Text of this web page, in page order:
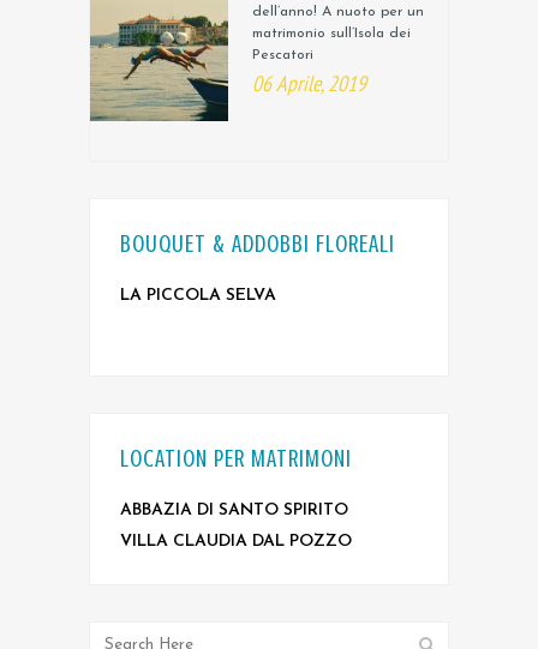
dell’anno! A nuoto per un
matrimonio sull’Isola dei
Pescatori
06 Aprile, 2019
BOUQUET & ADDOBBI FLOREALI
LA PICCOLA SELVA
LOCATION PER MATRIMONI
ABBAZIA DI SANTO SPIRITO
VILLA CLAUDIA DAL POZZO